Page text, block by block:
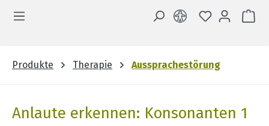
DU HAST 0
Produkte Therapie Aussprachestörung
Anlaute erkennen: Konsonanten 1